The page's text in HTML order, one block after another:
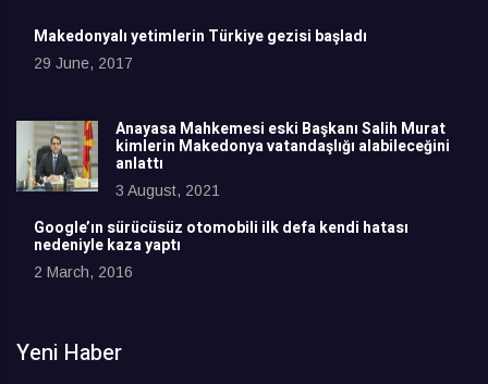
Makedonyalı yetimlerin Türkiye gezisi başladı
29 June, 2017
Anayasa Mahkemesi eski Başkanı Salih Murat
kimlerin Makedonya vatandaşlığı alabileceğini
anlattı
3 August, 2021
Google’ın sürücüsüz otomobili ilk defa kendi hatası
nedeniyle kaza yaptı
2 March, 2016
Yeni Haber